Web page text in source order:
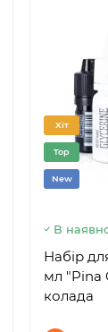
Хіт
Top
New
В
Набір
мл "Pina
колада